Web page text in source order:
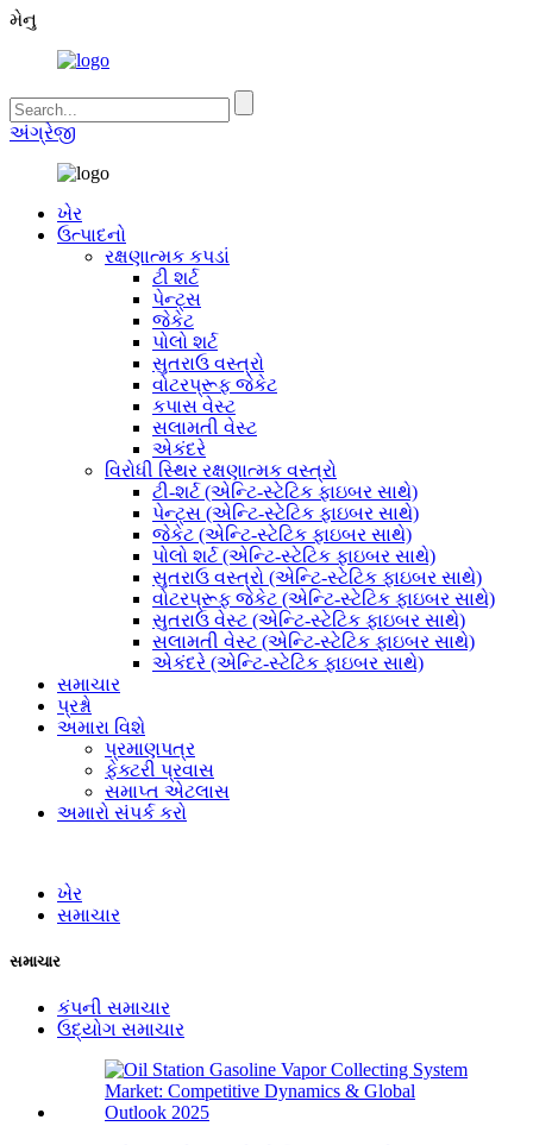
મેનુ
અંગ્રેજી
ખેર
ઉત્પાદનો
રક્ષણાત્મક કપડાં
ટી શર્ટ
પેન્ટ્સ
જેકેટ
પોલો શર્ટ
સુતરાઉ વસ્ત્રો
વોટરપ્રૂફ જેકેટ
કપાસ વેસ્ટ
સલામતી વેસ્ટ
એકંદરે
વિરોધી સ્થિર રક્ષણાત્મક વસ્ત્રો
ટી-શર્ટ (એન્ટિ-સ્ટેટિક ફાઇબર સાથે)
પેન્ટ્સ (એન્ટિ-સ્ટેટિક ફાઇબર સાથે)
જેકેટ (એન્ટિ-સ્ટેટિક ફાઇબર સાથે)
પોલો શર્ટ (એન્ટિ-સ્ટેટિક ફાઇબર સાથે)
સુતરાઉ વસ્ત્રો (એન્ટિ-સ્ટેટિક ફાઇબર સાથે)
વોટરપ્રૂફ જેકેટ (એન્ટિ-સ્ટેટિક ફાઇબર સાથે)
સુતરાઉ વેસ્ટ (એન્ટિ-સ્ટેટિક ફાઇબર સાથે)
સલામતી વેસ્ટ (એન્ટિ-સ્ટેટિક ફાઇબર સાથે)
એકંદરે (એન્ટિ-સ્ટેટિક ફાઇબર સાથે)
સમાચાર
પ્રશ્નો
અમારા વિશે
પ્રમાણપત્ર
ફેક્ટરી પ્રવાસ
સમાપ્ત એટલાસ
અમારો સંપર્ક કરો
ખેર
સમાચાર
સમાચાર
કંપની સમાચાર
ઉદ્યોગ સમાચાર